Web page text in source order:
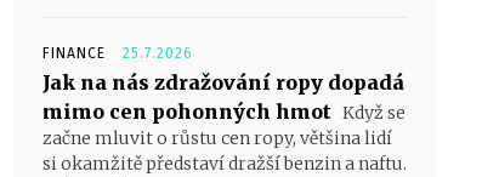
FINANCE 25.7.2026
Jak na nás zdražování ropy dopadá
mimo cen pohonných hmot Když se
začne mluvit o růstu cen ropy, většina lidí
si okamžitě představí dražší benzin a naftu.